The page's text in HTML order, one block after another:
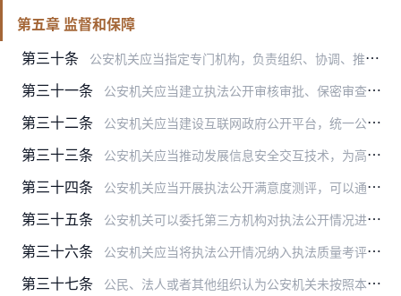
第五章 监督和保障
第三十条
公安机关应当指定专门机构，负责组织、协调、推动执法公开工作，并为开展执法公开提供必要的人员、物质保障。
第三十一条 公安机关应当建立执法公开审核审批、保密审查、信息发布协调的程序和机制，实现执法公开规范化。
第三十二条 公安机关应当建设互联网政府公开平台，统一公开本机关执法信息。上级公安机关或者本级人民政府提供统一互联网公开平台的，可以通过该平台公开。
第三十三条 公安机关应当推动发展信息安全交互技术，为高效便捷开展执法公开提供技术支持。
第三十四条 公安机关应当开展执法公开满意度测评，可以通过互联网公开平台或者政府网站、移动客户端、自助终端、电话等方式进行，也可以在窗口单位现场进行。
第三十五条 公安机关可以委托第三方机构对执法公开情况进行评估，并参考评估结果改进工作。
第三十六条 公安机关应当将执法公开情况纳入执法质量考评和绩效考核范围，建立完善奖惩机制。
第三十七条 公民、法人或者其他组织认为公安机关未按照本规定履行执法公开义务的，可以向该公安机关或者其上一级公安机关投诉。